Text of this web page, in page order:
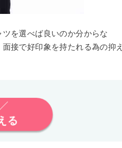
を選べば良いのか分からな
接で好印象を持たれる為の抑え
る